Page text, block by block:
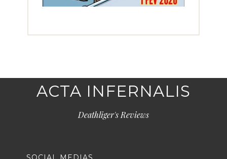
ACTA INFERNALIS
Deathliger's Reviews